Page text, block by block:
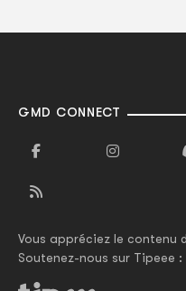
GMD CONNECT
Vous appréciez le contenu
Soutenez-nous sur Tipeee :